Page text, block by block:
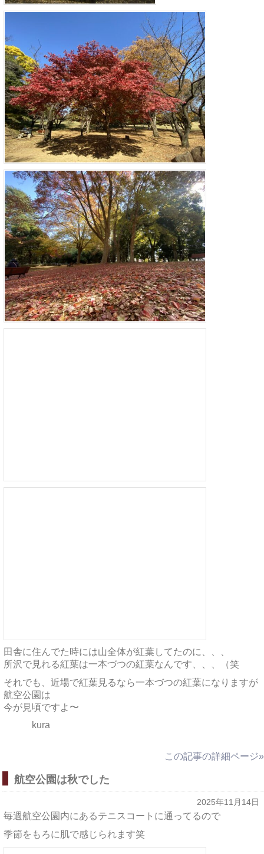
田舎に住んでた時には山全体が紅葉してたのに、、、
所沢で見れる紅葉は一本づつの紅葉なんです、、、（笑
それでも、近場で紅葉見るなら一本づつの紅葉になりますが
航空公園は
今が見頃ですよ〜
kura
この記事の詳細ページ»
航空公園は秋でした
2025年11月14日
毎週航空公園内にあるテニスコートに通ってるので
季節をもろに肌で感じられます笑